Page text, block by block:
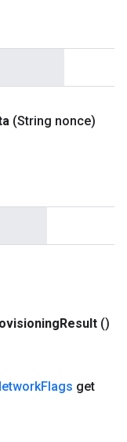
(String nonce)
Result ()
Flags get